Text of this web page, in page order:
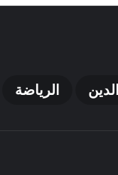
الدين الرياضة